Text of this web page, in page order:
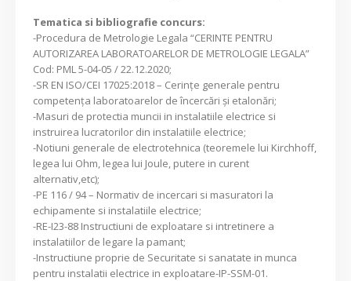
Tematica si bibliografie concurs:
-Procedura de Metrologie Legala “CERINTE PENTRU
AUTORIZAREA LABORATOARELOR DE METROLOGIE LEGALA”
Cod: PML 5-04-05 / 22.12.2020;
-SR EN ISO/CEI 17025:2018 – Cerinţe generale pentru
competenţa laboratoarelor de încercări şi etalonări;
-Masuri de protectia muncii in instalatiile electrice si
instruirea lucratorilor din instalatiile electrice;
-Notiuni generale de electrotehnica (teoremele lui Kirchhoff,
legea lui Ohm, legea lui Joule, putere in curent
alternativ,etc);
-PE 116 / 94 – Normativ de incercari si masuratori la
echipamente si instalatiile electrice;
-RE-I23-88 Instructiuni de exploatare si intretinere a
instalatiilor de legare la pamant;
-Instructiune proprie de Securitate si sanatate in munca
pentru instalatii electrice in exploatare-IP-SSM-01.